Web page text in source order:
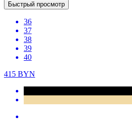
Быстрый просмотр
36
37
38
39
40
415 BYN